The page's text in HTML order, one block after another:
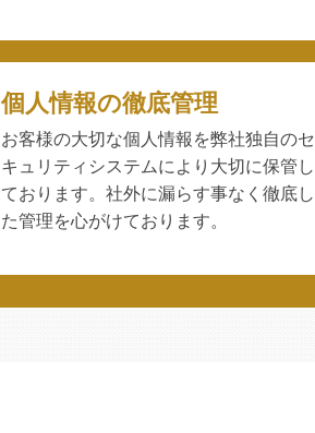
個人情報の徹底管理
お客様の大切な個人情報を弊社独自のセ
キュリティシステムにより大切に保管し
ております。社外に漏らす事なく徹底し
た管理を心がけております。